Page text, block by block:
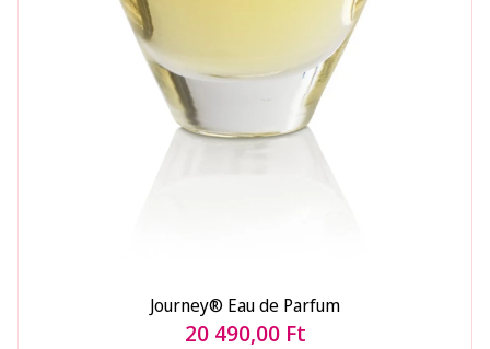
Journey® Eau de Parfum
20 490,00 Ft